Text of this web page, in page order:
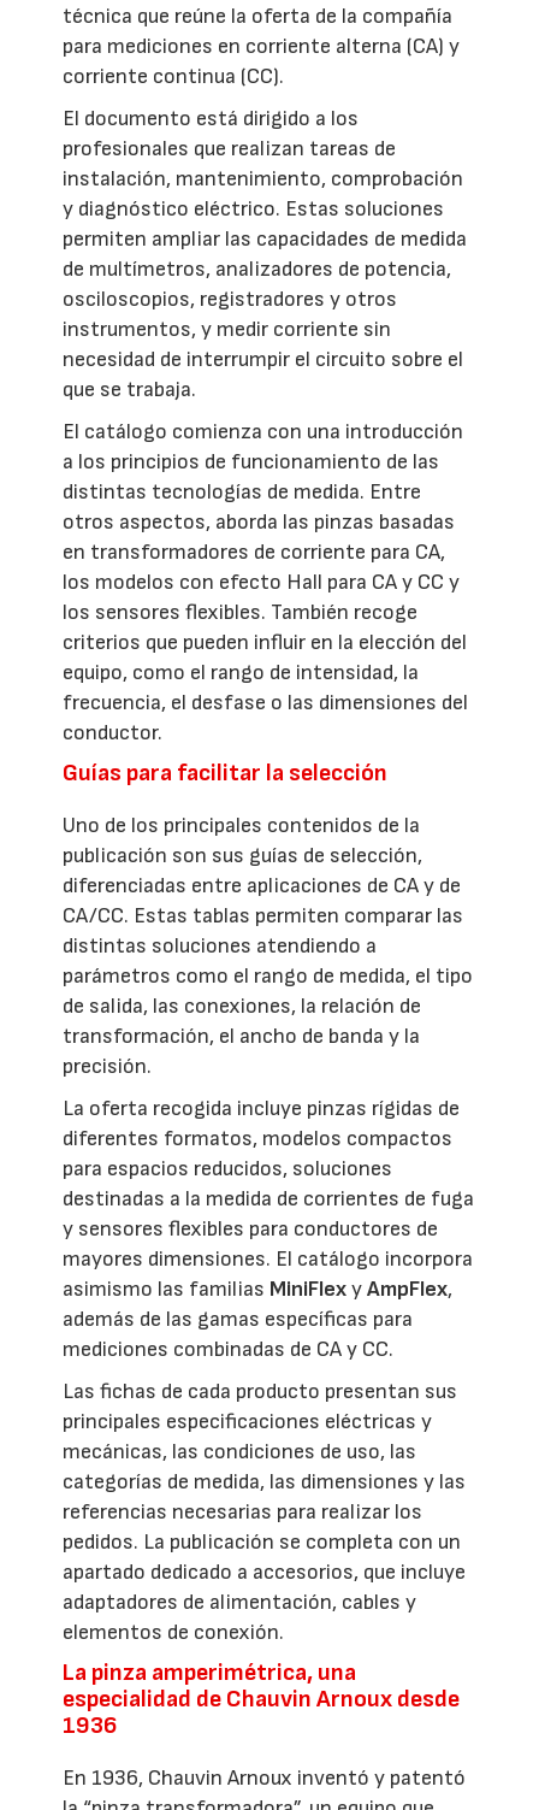
técnica que reúne la oferta de la compañía
para mediciones en corriente alterna (CA) y
corriente continua (CC).
El documento está dirigido a los
profesionales que realizan tareas de
instalación, mantenimiento, comprobación
y diagnóstico eléctrico. Estas soluciones
permiten ampliar las capacidades de medida
de multímetros, analizadores de potencia,
osciloscopios, registradores y otros
instrumentos, y medir corriente sin
necesidad de interrumpir el circuito sobre el
que se trabaja.
El catálogo comienza con una introducción
a los principios de funcionamiento de las
distintas tecnologías de medida. Entre
otros aspectos, aborda las pinzas basadas
en transformadores de corriente para CA,
los modelos con efecto Hall para CA y CC y
los sensores flexibles. También recoge
criterios que pueden influir en la elección del
equipo, como el rango de intensidad, la
frecuencia, el desfase o las dimensiones del
conductor.
Guías para facilitar la selección
Uno de los principales contenidos de la
publicación son sus guías de selección,
diferenciadas entre aplicaciones de CA y de
CA/CC. Estas tablas permiten comparar las
distintas soluciones atendiendo a
parámetros como el rango de medida, el tipo
de salida, las conexiones, la relación de
transformación, el ancho de banda y la
precisión.
La oferta recogida incluye pinzas rígidas de
diferentes formatos, modelos compactos
para espacios reducidos, soluciones
destinadas a la medida de corrientes de fuga
y sensores flexibles para conductores de
mayores dimensiones. El catálogo incorpora
asimismo las familias MiniFlexyAmpFlex,
además de las gamas específicas para
mediciones combinadas de CA y CC.
Las fichas de cada producto presentan sus
principales especificaciones eléctricas y
mecánicas, las condiciones de uso, las
categorías de medida, las dimensiones y las
referencias necesarias para realizar los
pedidos. La publicación se completa con un
apartado dedicado a accesorios, que incluye
adaptadores de alimentación, cables y
elementos de conexión.
La pinza amperimétrica, una
especialidad de Chauvin Arnoux desde
1936
En 1936, Chauvin Arnoux inventó y patentó